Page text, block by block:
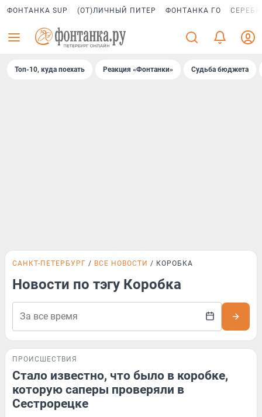
ФОНТАНКА SUP (ОТ)ЛИЧНЫЙ ПИТЕР ФОНТАНКА ГО
Топ-10, куда поехать Реакция «Фонтанки» Судьба бюджета
САНКТ-ПЕТЕРБУРГ ВСЕ НОВОСТИ КОРОБКА
Новости по тэгу Коробка
ПРОИСШЕСТВИЯ
Стало известно, что было в коробке,
которую саперы проверяли в
Сестрорецке